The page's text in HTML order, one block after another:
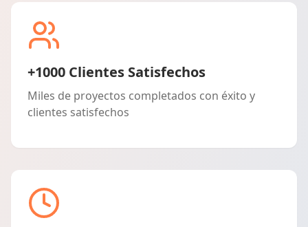
+1000 Clientes Satisfechos
Miles de proyectos completados con éxito y
clientes satisfechos